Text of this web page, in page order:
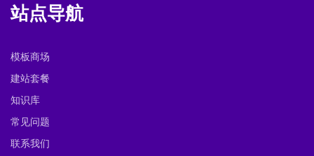
站点导航
模板商场
建站套餐
知识库
常见问题
联系我们